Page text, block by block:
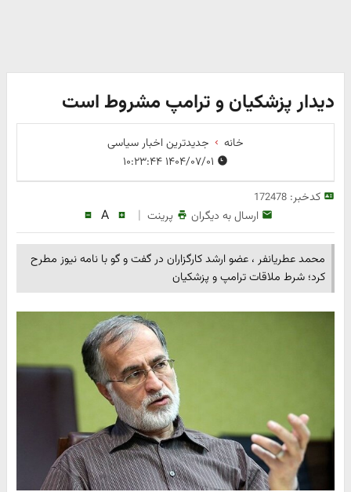
دیدار پزشکیان و ترامپ مشروط است
خانه
جدیدترین اخبار سیاسی
کدخبر:172478
ارسال به دیگران پرینت |
A
محمد عطریانفر ، عضو ارشد کارگزاران در گفت و گو با نامه نیوز مطرح
کرد؛ شرط ملاقات ترامپ و پزشکیان